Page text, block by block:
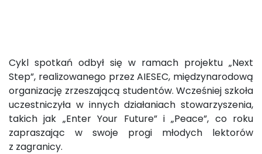
Cykl spotkań odbył się w ramach projektu „Next
Step”, realizowanego przez AIESEC, międzynarodową
organizację zrzeszającą studentów. Wcześniej szkoła
uczestniczyła w innych działaniach stowarzyszenia,
takich jak „Enter Your Future” i „Peace”, co roku
zapraszając w swoje progi młodych lektorów
z zagranicy.